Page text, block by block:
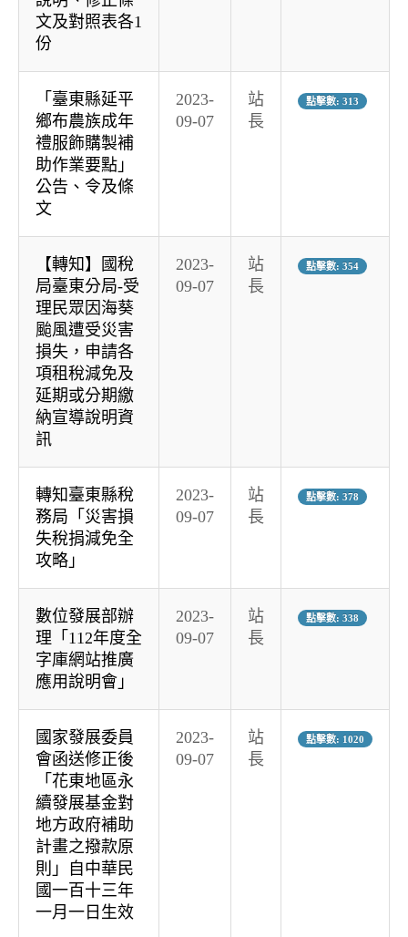
文及對照表各1
份
「臺東縣延平
鄉布農族成年
禮服飾購製補
助作業要點」
公告、令及條
文
2023-
09-07
站
長
點擊數: 313
【轉知】國稅
局臺東分局-受
理民眾因海葵
颱風遭受災害
損失，申請各
項租稅減免及
延期或分期繳
納宣導說明資
訊
2023-
09-07
站
長
點擊數: 354
轉知臺東縣稅
務局「災害損
失稅捐減免全
攻略」
2023-
09-07
站
長
點擊數: 378
數位發展部辦
理「112年度全
字庫網站推廣
應用說明會」
2023-
09-07
站
長
點擊數: 338
國家發展委員
會函送修正後
「花東地區永
續發展基金對
地方政府補助
計畫之撥款原
則」自中華民
國一百十三年
一月一日生效
2023-
09-07
站
長
點擊數: 1020